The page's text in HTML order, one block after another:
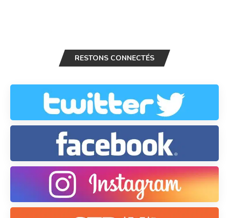
RESTONS CONNECTÉS